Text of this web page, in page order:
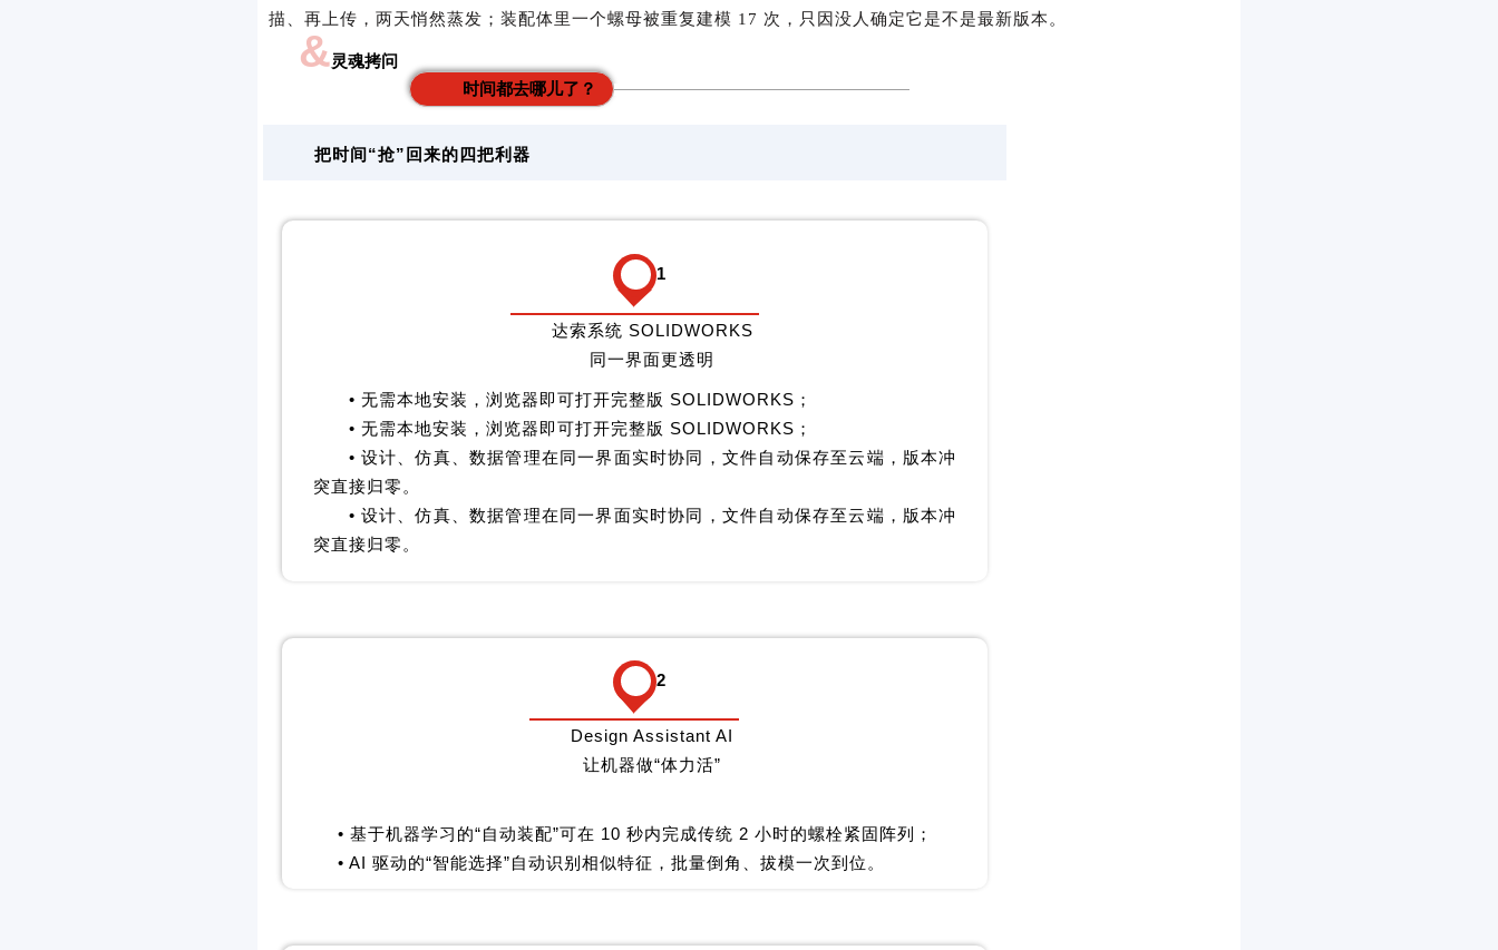
描、再上传，两天悄然蒸发；装配体里一个螺母被重复建模 17 次，只因没人确定它是不是最新版本。
&灵魂拷问
时间都去哪儿了？
把时间“抢”回来的四把利器
1
达索系统 SOLIDWORKS
同一界面更透明
• 无需本地安装，浏览器即可打开完整版 SOLIDWORKS；
• 无需本地安装，浏览器即可打开完整版 SOLIDWORKS；
• 设计、仿真、数据管理在同一界面实时协同，文件自动保存至云端，版本冲
突直接归零。
• 设计、仿真、数据管理在同一界面实时协同，文件自动保存至云端，版本冲
突直接归零。
2
Design Assistant AI
让机器做“体力活”
• 基于机器学习的“自动装配”可在 10 秒内完成传统 2 小时的螺栓紧固阵列；
• AI 驱动的“智能选择”自动识别相似特征，批量倒角、拔模一次到位。